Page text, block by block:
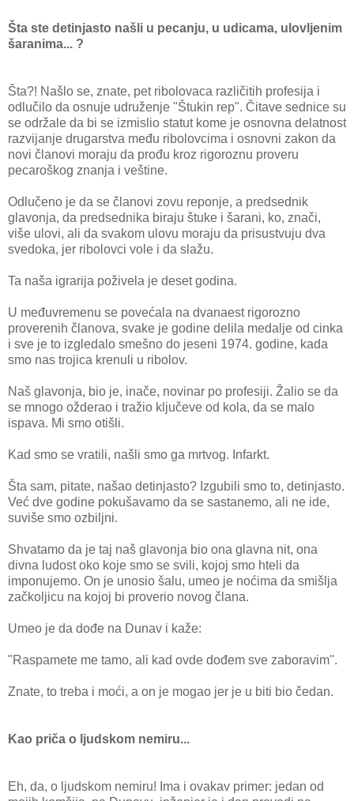
Šta ste detinjasto našli u pecanju, u udicama, ulovljenim
šaranima... ?
Šta?! Našlo se, znate, pet ribolovaca različitih profesija i
odlučilo da osnuje udruženje "Štukin rep". Čitave sednice su
se održale da bi se izmislio statut kome je osnovna delatnost
razvijanje drugarstva među ribolovcima i osnovni zakon da
novi članovi moraju da prođu kroz rigoroznu proveru
pecaroškog znanja i veštine.
Odlučeno je da se članovi zovu reponje, a predsednik
glavonja, da predsednika biraju štuke i šarani, ko, znači,
više ulovi, ali da svakom ulovu moraju da prisustvuju dva
svedoka, jer ribolovci vole i da slažu.
Ta naša igrarija poživela je deset godina.
U međuvremenu se povećala na dvanaest rigorozno
proverenih članova, svake je godine delila medalje od cinka
i sve je to izgledalo smešno do jeseni 1974. godine, kada
smo nas trojica krenuli u ribolov.
Naš glavonja, bio je, inače, novinar po profesiji. Žalio se da
se mnogo ožderao i tražio ključeve od kola, da se malo
ispava. Mi smo otišli.
Kad smo se vratili, našli smo ga mrtvog. Infarkt.
Šta sam, pitate, našao detinjasto? Izgubili smo to, detinjasto.
Već dve godine pokušavamo da se sastanemo, ali ne ide,
suviše smo ozbiljni.
Shvatamo da je taj naš glavonja bio ona glavna nit, ona
divna ludost oko koje smo se svili, kojoj smo hteli da
imponujemo. On je unosio šalu, umeo je noćima da smišlja
začkoljicu na kojoj bi proverio novog člana.
Umeo je da dođe na Dunav i kaže:
"Raspamete me tamo, ali kad ovde dođem sve zaboravim''.
Znate, to treba i moći, a on je mogao jer je u biti bio čedan.
Kao priča o ljudskom nemiru...
Eh, da, o ljudskom nemiru! Ima i ovakav primer: jedan od